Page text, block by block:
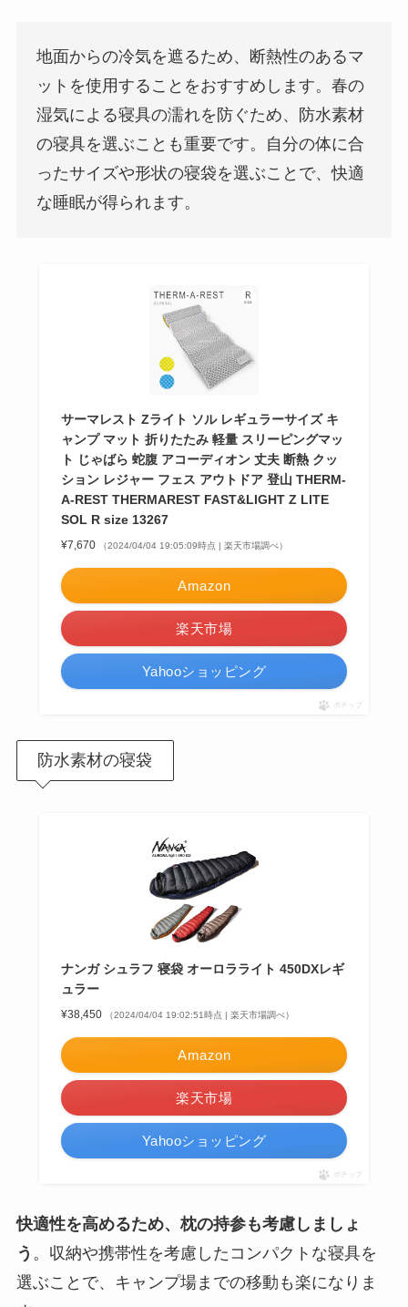
地面からの冷気を遮るため、断熱性のあるマ
ットを使用することをおすすめします。春の
湿気による寝具の濡れを防ぐため、防水素材
の寝具を選ぶことも重要です。自分の体に合
ったサイズや形状の寝袋を選ぶことで、快適
な睡眠が得られます。
サーマレスト Zライト ソル レギュラーサイズ キ
ャンプ マット 折りたたみ 軽量 スリーピングマッ
ト じゃばら 蛇腹 アコーディオン 丈夫 断熱 クッ
ション レジャー フェス アウトドア 登山 THERM-
A-REST THERMAREST FAST&LIGHT Z LITE
SOL R size 13267
¥7,670 （2024/04/04 19:05:09時点 | 楽天市場調べ）
Amazon
楽天市場
Yahooショッピング
ポチップ
防水素材の寝袋
ナンガ シュラフ 寝袋 オーロラライト 450DXレギ
ュラー
¥38,450 （2024/04/04 19:02:51時点 | 楽天市場調べ）
Amazon
楽天市場
Yahooショッピング
ポチップ
快適性を高めるため、枕の持参も考慮しましょ
う 。収納や携帯性を考慮したコンパクトな寝具を
選ぶことで、キャンプ場までの移動も楽になりま